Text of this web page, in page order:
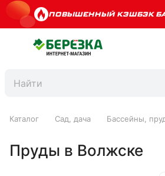
ПОВЫШЕННЫЙ КЭШБЭК
Каталог Сад, дача Бассейны,
Пруды в Волжске